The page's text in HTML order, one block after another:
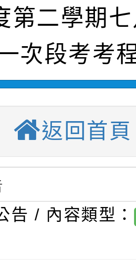
一案施要點」及修
桃園市115年度
文競賽』實施計
結果(第11招)】
1學期第7次代
11招)
結果(第3招)】
1學期第9次代
3招)
結果(第4招)】
第1學期第9次
4招)
結果(第12招)】
1學期第7次代
12招)
桃園市115學年
本土語及新住
點
「桃園市115學
要點」
「115年金融知
第二學期
次段考考
返回首頁
告 / 內容類型：